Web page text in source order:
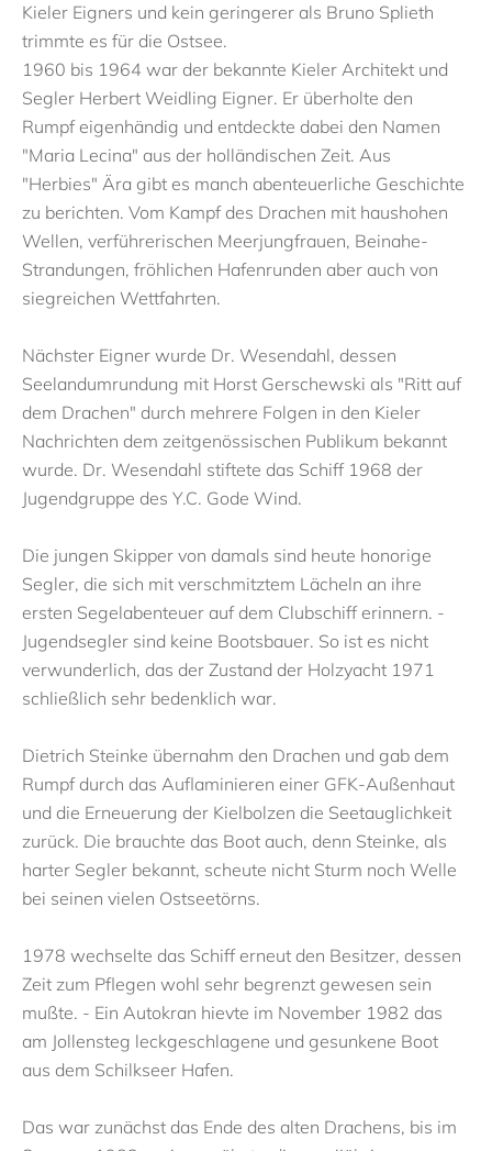
Kieler Eigners und kein geringerer als Bruno Splieth
trimmte es für die Ostsee.
1960 bis 1964 war der bekannte Kieler Architekt und
Segler Herbert Weidling Eigner. Er überholte den
Rumpf eigenhändig und entdeckte dabei den Namen
"Maria Lecina" aus der holländischen Zeit. Aus
"Herbies" Ära gibt es manch abenteuerliche Geschichte
zu berichten. Vom Kampf des Drachen mit haushohen
Wellen, verführerischen Meerjungfrauen, Beinahe-
Strandungen, fröhlichen Hafenrunden aber auch von
siegreichen Wettfahrten.
Nächster Eigner wurde Dr. Wesendahl, dessen
Seelandumrundung mit Horst Gerschewski als "Ritt auf
dem Drachen" durch mehrere Folgen in den Kieler
Nachrichten dem zeitgenössischen Publikum bekannt
wurde. Dr. Wesendahl stiftete das Schiff 1968 der
Jugendgruppe des Y.C. Gode Wind.
Die jungen Skipper von damals sind heute honorige
Segler, die sich mit verschmitztem Lächeln an ihre
ersten Segelabenteuer auf dem Clubschiff erinnern. -
Jugendsegler sind keine Bootsbauer. So ist es nicht
verwunderlich, das der Zustand der Holzyacht 1971
schließlich sehr bedenklich war.
Dietrich Steinke übernahm den Drachen und gab dem
Rumpf durch das Auflaminieren einer GFK-Außenhaut
und die Erneuerung der Kielbolzen die Seetauglichkeit
zurück. Die brauchte das Boot auch, denn Steinke, als
harter Segler bekannt, scheute nicht Sturm noch Welle
bei seinen vielen Ostseetörns.
1978 wechselte das Schiff erneut den Besitzer, dessen
Zeit zum Pflegen wohl sehr begrenzt gewesen sein
mußte. - Ein Autokran hievte im November 1982 das
am Jollensteg leckgeschlagene und gesunkene Boot
aus dem Schilkseer Hafen.
Das war zunächst das Ende des alten Drachens, bis im